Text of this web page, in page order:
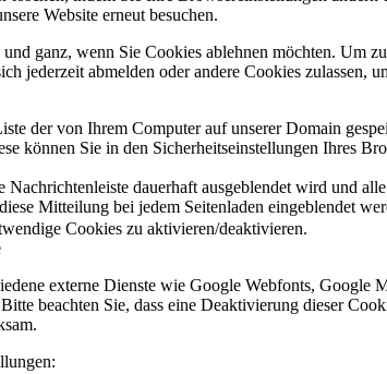
Website erneut besuchen.
ganz, wenn Sie Cookies ablehnen möchten. Um
jederzeit abmelden oder andere Cookies
der von Ihrem Computer auf unserer Domain
können Sie in den Sicherheitseinstellungen Ihres
dauerhaft ausgeblendet wird und
Mitteilung bei jedem Seitenladen eingeblendet
Cookies zu aktivieren/deaktivieren.
externe Dienste wie Google Webfonts, Google
beachten Sie, dass eine Deaktivierung dieser